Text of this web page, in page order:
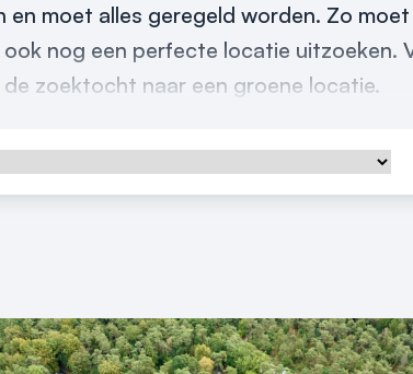
en moet alles geregeld worden. Zo
nog een perfecte locatie uitzoeken.
zoektocht naar een groene locatie.